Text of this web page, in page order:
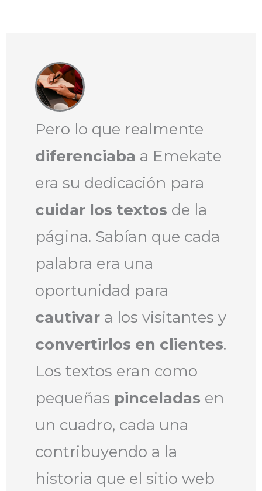
Pero lo que realmente
diferenciaba a Emekate
era su dedicación para
cuidar los textos de la
página. Sabían que cada
palabra era una
oportunidad para
cautivar a los visitantes y
convertirlos en clientes.
Los textos eran como
pequeñas pinceladas en
un cuadro, cada una
contribuyendo a la
historia que el sitio web